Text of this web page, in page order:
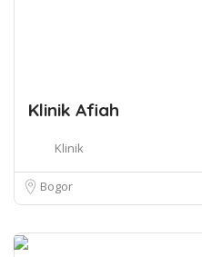
Klinik Afiah
Klinik
Bogor